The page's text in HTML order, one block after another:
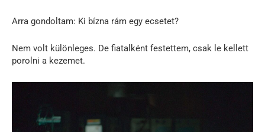
Arra gondoltam: Ki bízna rám egy ecsetet?
Nem volt különleges. De fiatalként festettem, csak le kellett
porolni a kezemet.